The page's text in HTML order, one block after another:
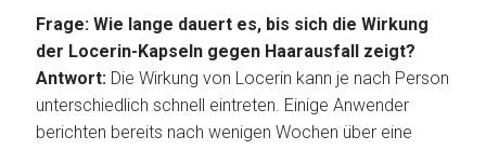
Frage: Wie lange dauert es, bis sich die Wirkung
der Locerin-Kapseln gegen Haarausfall zeigt?
Antwort: Die Wirkung von Locerin kann je nach Person
unterschiedlich schnell eintreten. Einige Anwender
berichten bereits nach wenigen Wochen über eine